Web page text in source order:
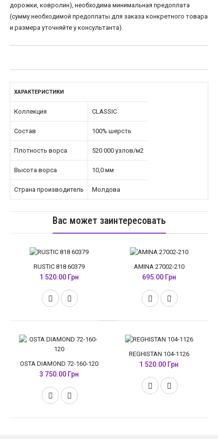
дорожки, ковролин), необходима минимальная предоплата
(сумму необходимой предоплаты для заказа конкретного товара
и размера уточняйте у консультанта).
ХАРАКТЕРИСТИКИ
Коллекция CLASSIC
Состав 100% шерсть
Плотность ворса 520 000 узлов/м2
Высота ворса 10,0 мм
Страна производитель Молдова
Вас может заинтересовать
RUSTIC 818 60379
1 520.00 Грн
AMINA 27002-210
695.00 Грн
OSTA DIAMOND 72-160-120
3 750.00 Грн
REGHISTAN 104-1126
1 520.00 Грн